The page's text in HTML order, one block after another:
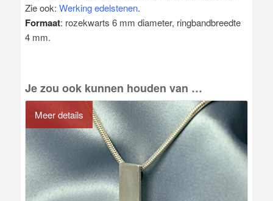
Zie ook:Werking edelstenen.
Formaat: rozekwarts 6 mm diameter, ringbandbreedte
4 mm.
Je zou ook kunnen houden van …
Meer details